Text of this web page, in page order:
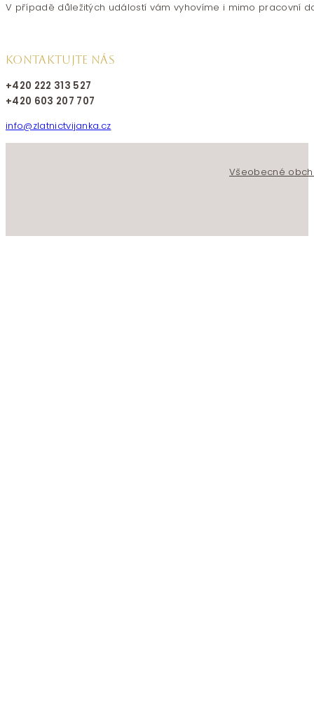
V případě důležitých událostí vám vyhovíme i mimo pracovní
KONTAKTUJTE NÁS
+420 222 313 527
+420 603 207 707
info@zlatnictvijanka.cz
Všeobecné